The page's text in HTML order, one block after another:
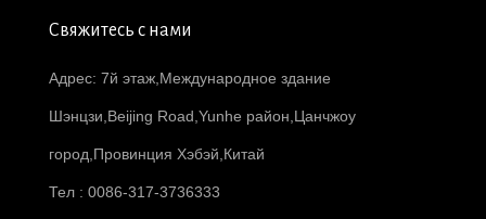
Свяжитесь с нами
Адрес: 7й этаж,Международное здание
Шэнцзи,Beijing Road,Yunhe район,Цанчжоу
город,Провинция Хэбэй,Китай
Тел : 0086-317-3736333